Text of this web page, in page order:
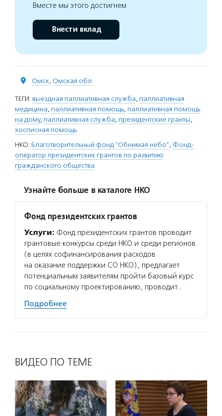
Вместе мы этого достигнем
Внести вклад
Омск, Омская обл.
ТЕГИ: выездная паллиативная служба, паллиативная
медицина, паллиативная помощь, паллиативная помощь
на дому, паллиативная служба, президентские гранты,
хосписная помощь
НКО: Благотворительный фонд "Обнимая небо", Фонд-
оператор президентских грантов по развитию
гражданского общества
Узнайте больше в каталоге НКО
Фонд президентских грантов
Услуги: Фонд президентских грантов проводит
грантовые конкурсы среди НКО и среди регионов
(в целях софинансирования расходов
на оказание поддержки СО НКО), предлагает
потенциальным заявителям пройти базовый курс
по социальному проектированию, проводит…
Подробнее
ВИДЕО ПО ТЕМЕ